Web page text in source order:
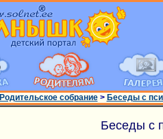
Родительское собрание> Беседы с
Беседы с